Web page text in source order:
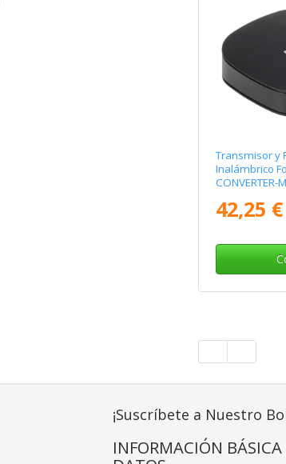
Transmisor y
Inalámbrico
CONVERTER-
42,25 €
¡Suscríbete a Nuestro
INFORMACIÓN